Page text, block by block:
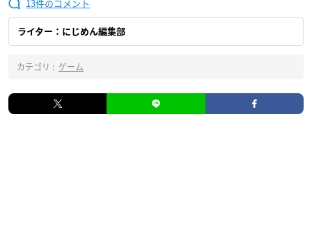
13
ライター：にじめん編集部
カテゴリ : ゲーム